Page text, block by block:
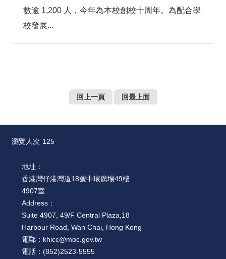
數逾 1,200 人，今年為本校創校十周年。為配合學
校發展...
回上一頁 回最上面
瀏覽人次 125
地址：
香港灣仔港灣道18號中環廣場49樓
4907室
Address：
Suite 4907, 49/F Central Plaza,18
Harbour Road, Wan Chai, Hong Kong
電郵： khicc@moc.gov.tw
電話： (852)2523-5555